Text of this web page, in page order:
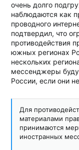
очень долго
наблюдаются как
проводного
подтвердил, что
противодействия
южных регионах
нескольких
мессенджеры
России, если они
Для
материалами
принимаются
иностранных